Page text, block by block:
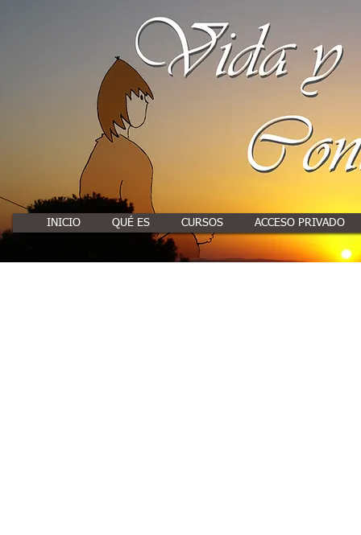
INICIO QUÉ ES CURSOS ACCESO PRIVADO